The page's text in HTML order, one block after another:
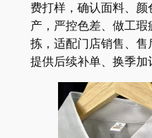
费打样，确认面料、
产，严控色差、做工
拣，适配门店销售、
提供后续补单、换季加